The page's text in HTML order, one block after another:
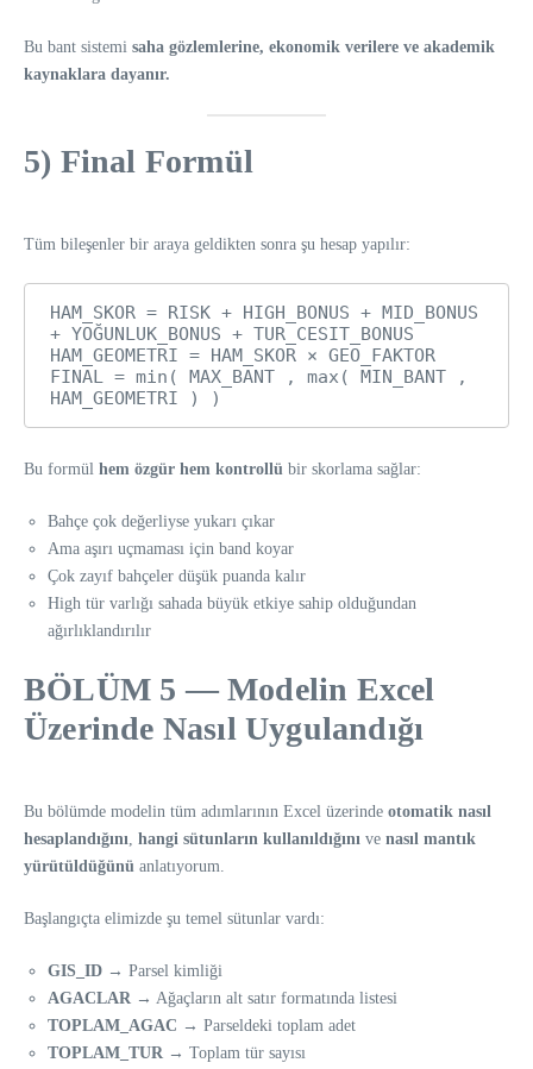
Bu bant sistemi saha gözlemlerine, ekonomik verilere ve akademik
kaynaklara dayanır.
5) Final Formül
Tüm bileşenler bir araya geldikten sonra şu hesap yapılır:
HAM_SKOR = RISK + HIGH_BONUS + MID_BONUS
+ YOĞUNLUK_BONUS + TUR_CESIT_BONUS
HAM_GEOMETRI = HAM_SKOR × GEO_FAKTOR
FINAL = min( MAX_BANT , max( MIN_BANT ,
Bu formül hem özgür hem kontrollü bir skorlama sağlar:
Bahçe çok değerliyse yukarı çıkar
Ama aşırı uçmaması için band koyar
Çok zayıf bahçeler düşük puanda kalır
High tür varlığı sahada büyük etkiye sahip olduğundan
ağırlıklandırılır
BÖLÜM 5 — Modelin Excel
Üzerinde Nasıl Uygulandığı
Bu bölümde modelin tüm adımlarının Excel üzerinde otomatik nasıl
hesaplandığını hangi sütunların kullanıldığını ve nasıl mantık
yürütüldüğünü anlatıyorum.
Başlangıçta elimizde şu temel sütunlar vardı:
GIS_ID → Parsel kimliği
AGACLAR → Ağaçların alt satır formatında listesi
TOPLAM_AGAC → Parseldeki toplam adet
TOPLAM_TUR → Toplam tür sayısı